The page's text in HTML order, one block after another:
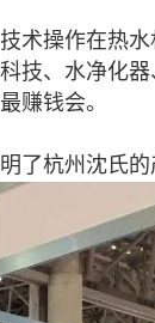
术操作在热
技、水净化
赚钱会。
了杭州沈氏的